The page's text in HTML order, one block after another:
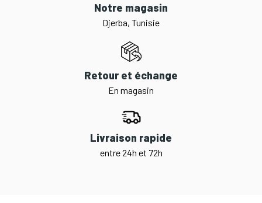
Notre magasin
Djerba, Tunisie
Retour et échange
En magasin
Livraison rapide
entre 24h et 72h